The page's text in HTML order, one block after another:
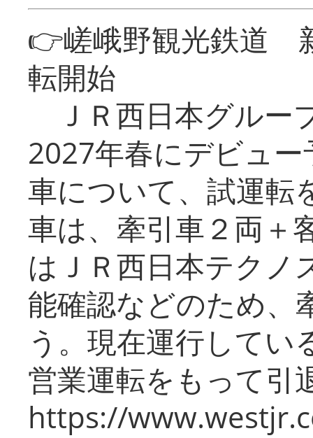
👉嵯峨野観光鉄道
転開始
ＪＲ西日本グルー
2027年春にデビュ
車について、試運転
車は、牽引車２両＋
はＪＲ西日本テクノ
能確認などのため、
う。現在運行してい
営業運転をもって引
https://